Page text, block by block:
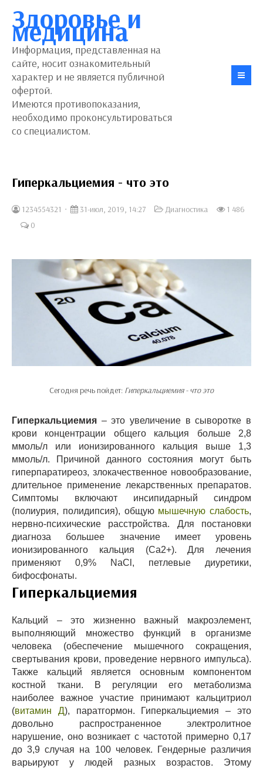
Здоровье и
медицина
Информация, представленная на
сайте, носит ознакомительный
характер и не является публичной
офертой.
Имеются противопоказания,
необходимо проконсультироваться
со специалистом.
Гиперкальциемия - что это
1234554321 31-июл, 2019, 14:27 Диагностика
1 486
0
Сегодня речь пойдет: Гиперкальциемия - что это
Гиперкальциемия – это увеличение в сыворотке в
крови концентрации общего кальция больше 2,8
ммоль/л или ионизированного кальция выше 1,3
ммоль/л. Причиной данного состояния могут быть
гиперпаратиреоз, злокачественное новообразование,
длительное применение лекарственных препаратов.
Симптомы включают инсипидарный синдром
(полиурия, полидипсия), общую мышечную слабость,
нервно-психические расстройства. Для постановки
диагноза большее значение имеет уровень
ионизированного кальция (Ca2+). Для лечения
применяют 0,9% NaCl, петлевые диуретики,
бифосфонаты.
Гиперкальциемия
Кальций – это жизненно важный макроэлемент,
выполняющий множество функций в организме
человека (обеспечение мышечного сокращения,
свертывания крови, проведение нервного импульса).
Также кальций является основным компонентом
костной ткани. В регуляции его метаболизма
наиболее важное участие принимают кальцитриол
(витамин Д), паратгормон. Гиперкальциемия – это
довольно распространенное электролитное
нарушение, оно возникает с частотой примерно 0,17
до 3,9 случая на 100 человек. Гендерные различия
варьируют у людей разных возрастов. Этому